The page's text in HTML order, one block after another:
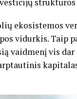
ekosistemos
vidurkis. Taip
vaidmenį vis